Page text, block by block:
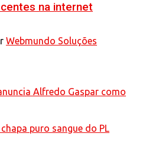
na internet
Webmundo Soluções